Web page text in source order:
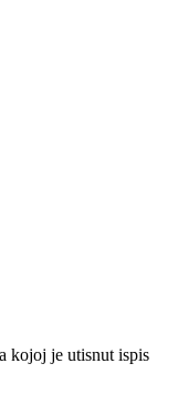
kojoj je utisnut ispis